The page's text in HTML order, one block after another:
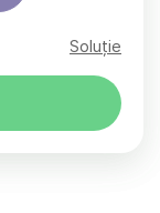
Soluție